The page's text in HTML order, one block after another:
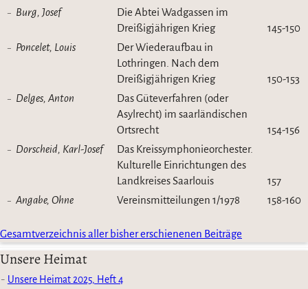
Burg, Josef
Die Abtei Wadgassen im
Dreißigjährigen Krieg
145-150
Poncelet, Louis
Der Wiederaufbau in
Lothringen. Nach dem
Dreißigjährigen Krieg
150-153
Delges, Anton
Das Güteverfahren (oder
Asylrecht) im saarländischen
Ortsrecht
154-156
Dorscheid, Karl-Josef
Das Kreissymphonieorchester.
Kulturelle Einrichtungen des
Landkreises Saarlouis
157
Angabe, Ohne
Vereinsmitteilungen 1/1978 158-160
Gesamtverzeichnis aller bisher erschienenen Beiträge
Unsere Heimat
Unsere Heimat 2025, Heft 4